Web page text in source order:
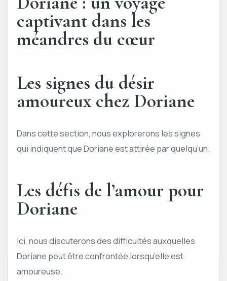
captivant dans les
méandres du cœur
Les signes du désir
amoureux chez Doriane
Dans cette section, nous explorerons les signes
qui indiquent que Doriane est attirée par quelqu’un.
Les défis de l’amour pour
Doriane
Ici, nous discuterons des difficultés auxquelles
Doriane peut être confrontée lorsqu’elle est
amoureuse.